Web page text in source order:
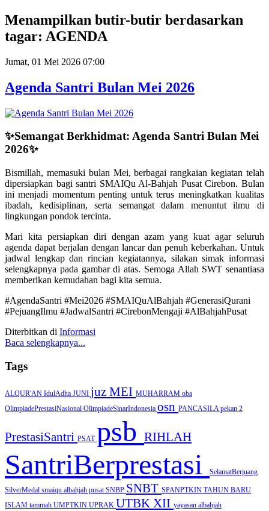
Menampilkan butir-butir berdasarkan
tagar: AGENDA
Jumat, 01 Mei 2026 07:00
Agenda Santri Bulan Mei 2026
✨Semangat Berkhidmat: Agenda Santri Bulan Mei
2026✨
Bismillah, memasuki bulan Mei, berbagai rangkaian kegiatan telah
dipersiapkan bagi santri SMAIQu Al-Bahjah Pusat Cirebon. Bulan
ini menjadi momentum penting untuk terus meningkatkan kualitas
ibadah, kedisiplinan, serta semangat dalam menuntut ilmu di
lingkungan pondok tercinta.
Mari kita persiapkan diri dengan azam yang kuat agar seluruh
agenda dapat berjalan dengan lancar dan penuh keberkahan. Untuk
jadwal lengkap dan rincian kegiatannya, silakan simak informasi
selengkapnya pada gambar di atas. Semoga Allah SWT senantiasa
memberikan kemudahan bagi kita semua.
#AgendaSantri #Mei2026 #SMAIQuAlBahjah #GenerasiQurani
#PejuangIlmu #JadwalSantri #CirebonMengaji #AlBahjahPusat
Diterbitkan di Informasi
Baca selengkapnya...
Tags
ALQUR'AN IdulAdha JUNI juz MEI MUHARRAM oba
OlimpiadePrestasiNasional OlimpiadeSinarIndonesia osn PANCASILA pekan 2
PrestasiSantri PSAT psb RIHLAH
SantriBerprestasi SelamatBerjuang
SilverMedal smaiqu albahjah pusat SNBP SNBT SPANPTKIN TAHUN BARU
ISLAM tammah UMPTKIN UPRAK UTBK XII yayasan albahjah